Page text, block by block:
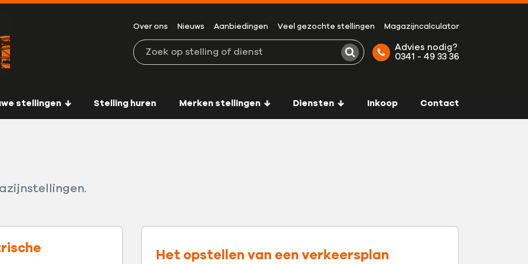
Over ons Nieuws Aanbiedingen Veel gezochte stellingen Magazijncalculator
Zoeken in de website
Zoeken
Advies nodig?
0341 - 49 33 36
stellingen Stelling huren Merken stellingen Diensten Inkoop Contact
Het opstellen van een verkeersplan